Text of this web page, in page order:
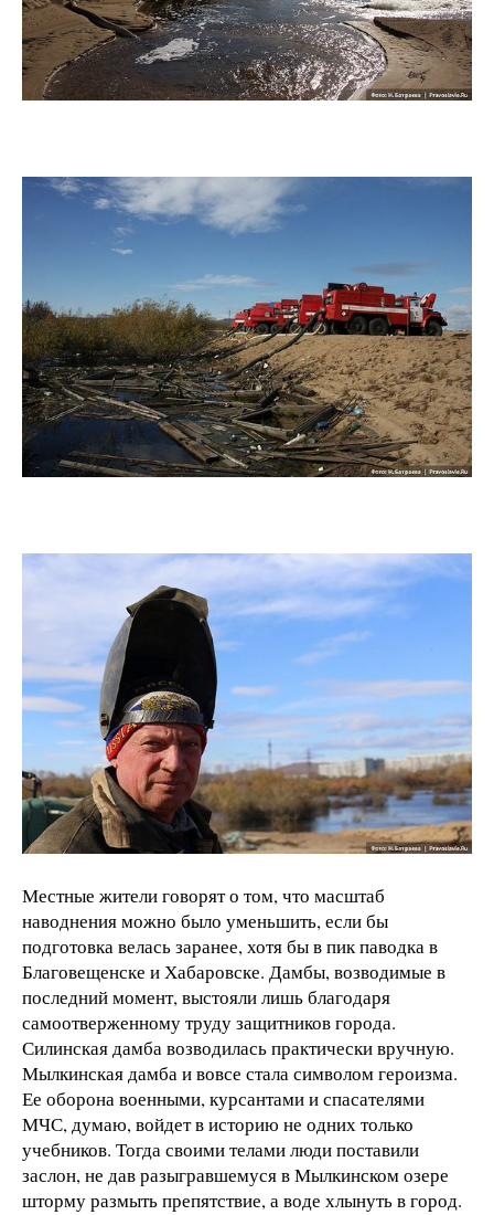
Местные жители говорят о том, что масштаб
наводнения можно было уменьшить, если бы
подготовка велась заранее, хотя бы в пик паводка в
Благовещенске и Хабаровске. Дамбы, возводимые в
последний момент, выстояли лишь благодаря
самоотверженному труду защитников города.
Силинская дамба возводилась практически вручную.
Мылкинская дамба и вовсе стала символом героизма.
Ее оборона военными, курсантами и спасателями
МЧС, думаю, войдет в историю не одних только
учебников. Тогда своими телами люди поставили
заслон, не дав разыгравшемуся в Мылкинском озере
шторму размыть препятствие, а воде хлынуть в город.